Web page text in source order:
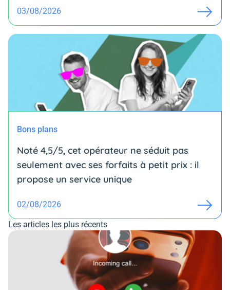
03/08/2026
Bons plans
Noté 4,5/5, cet opérateur ne séduit pas
seulement avec ses forfaits à petit prix : il
propose un service unique
02/08/2026
Les articles les plus récents